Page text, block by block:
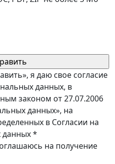
я даю свое согласие
данных, в
законом от 27.07.2006
данных», на
в Согласии на
данных *
на получение